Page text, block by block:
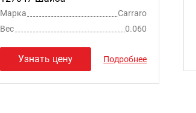
Марка
Carraro
Вес
0.060
Узнать цену Подробнее